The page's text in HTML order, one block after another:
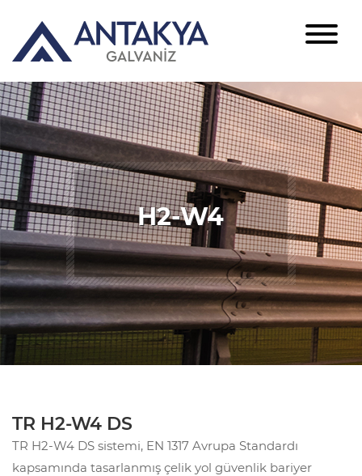
H2-W4
TR H2-W4 DS
TR H2-W4 DS sistemi, EN 1317 Avrupa Standardı
kapsamında tasarlanmış çelik yol güvenlik bariyer